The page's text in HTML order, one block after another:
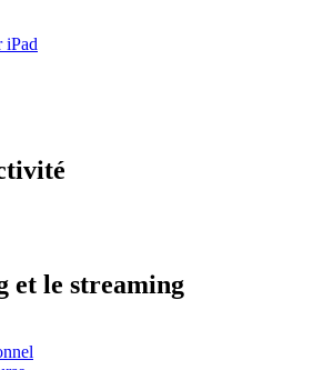
iPad
et le streaming